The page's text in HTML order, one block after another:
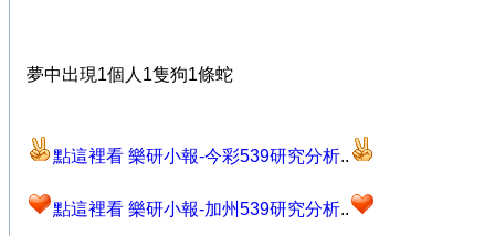
夢中出現1個人1隻狗1條蛇
點這裡看 樂研小報-今彩539研究分析..
點這裡看 樂研小報-加州539研究分析..